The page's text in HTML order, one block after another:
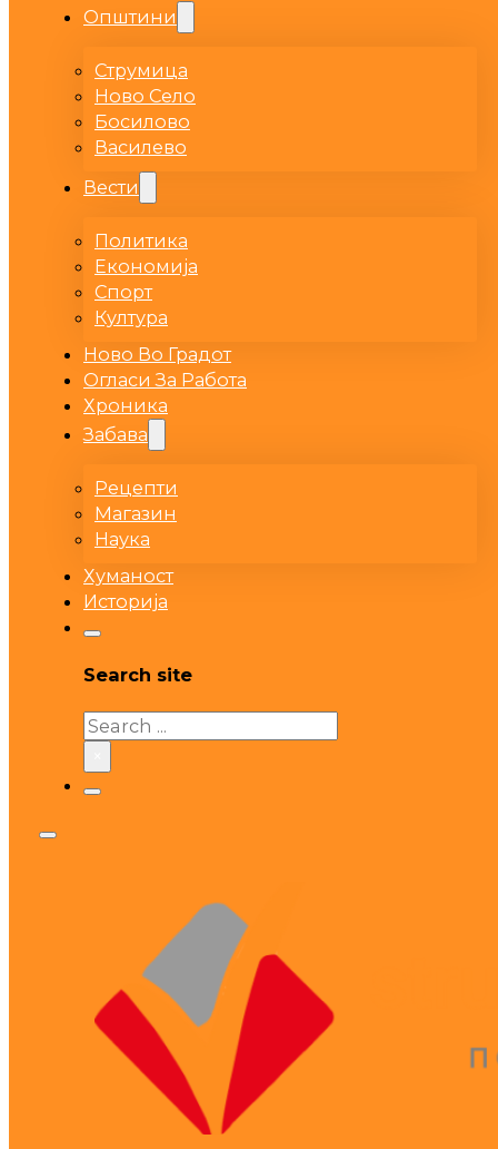
Општини
Струмица
Ново Село
Босилово
Василево
Вести
Политика
Економија
Спорт
Култура
Ново Во Градот
Огласи За Работа
Хроника
Забава
Рецепти
Магазин
Наука
Хуманост
Историја
Search site
Search